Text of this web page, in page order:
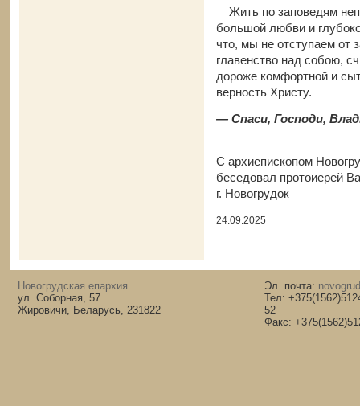
Жить по заповедям
большой любви и
что, мы не отступаем от
главенство над собою,
дороже комфортной и
верность Христу.
— Спаси, Господи,
C архиепископом
беседовал протоиерей
г. Новогрудок
24.09.2025
Новогрудская епархия
ул. Соборная, 57
Жировичи, Беларусь, 231822
Эл. почта:
Тел:
52
Факс: